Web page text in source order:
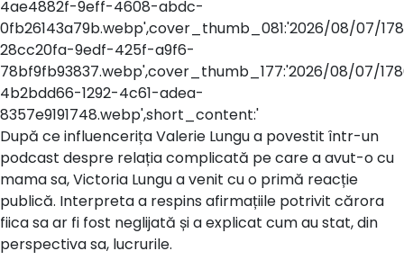
4ae4882f-9eff-4608-abdc-
0fb26143a79b.webp',cover_thumb_081:'2026/08/07/
28cc20fa-9edf-425f-a9f6-
78bf9fb93837.webp',cover_thumb_177:'2026/08/07/
4b2bdd66-1292-4c61-adea-
8357e9191748.webp',short_content:'
După ce influencerița Valerie Lungu a povestit într-un
podcast despre relația complicată pe care a avut-o cu
mama sa, Victoria Lungu a venit cu o primă reacție
publică. Interpreta a respins afirmațiile potrivit cărora
fiica sa ar fi fost neglijată și a explicat cum au stat, din
perspectiva sa, lucrurile.